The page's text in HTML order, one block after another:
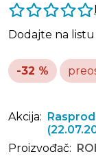
Dodajte na listu
-32 %
Akcija:
Proizvođač: